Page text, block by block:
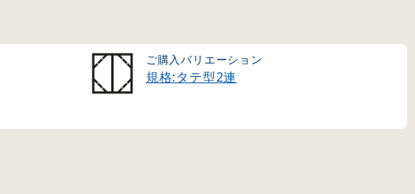
ご購入バリエーション
規格:タテ型2連